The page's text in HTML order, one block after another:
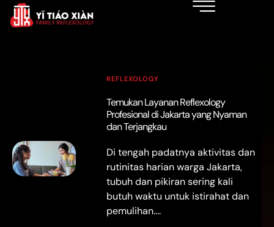
REFLEXOLOGY
Temukan Layanan Reflexology
Profesional di Jakarta yang Nyaman
dan Terjangkau
Di tengah padatnya aktivitas dan
rutinitas harian warga Jakarta,
tubuh dan pikiran sering kali
butuh waktu untuk istirahat dan
pemulihan....